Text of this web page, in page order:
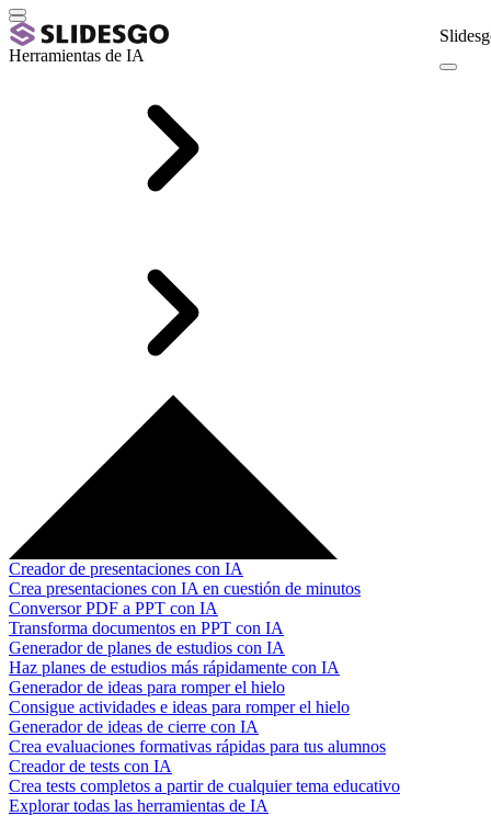
Herramientas de IA
Creador de presentaciones con IA
Crea presentaciones con IA en cuestión de minutos
Conversor PDF a PPT con IA
Transforma documentos en PPT con IA
Generador de planes de estudios con IA
Haz planes de estudios más rápidamente con IA
Generador de ideas para romper el hielo
Consigue actividades e ideas para romper el hielo
Generador de ideas de cierre con IA
Crea evaluaciones formativas rápidas para tus alumnos
Creador de tests con IA
Crea tests completos a partir de cualquier tema educativo
Explorar todas las herramientas de IA